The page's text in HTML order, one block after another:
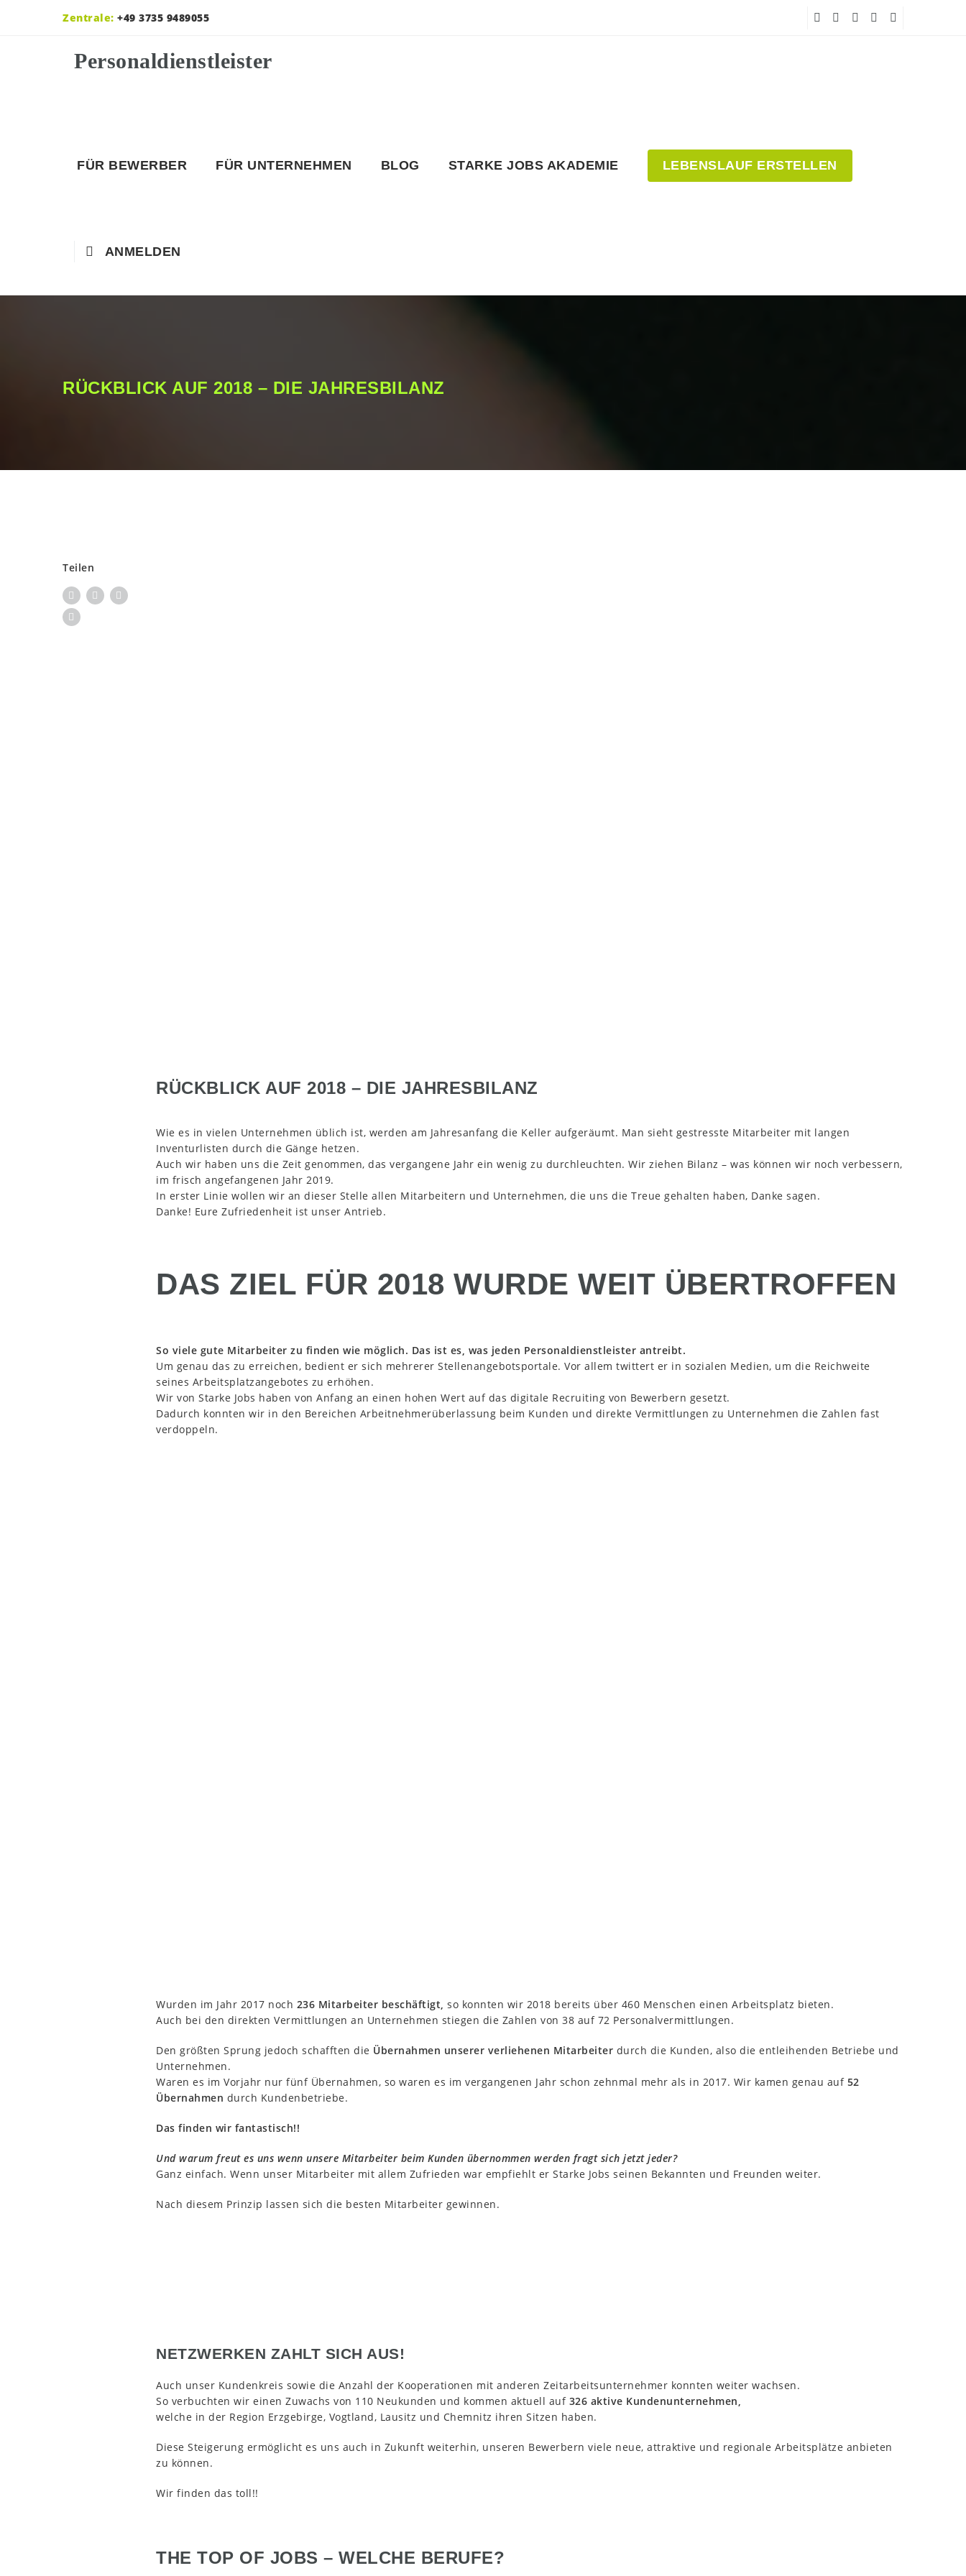
Zentrale: +49 3735 9489055
FÜR BEWERBER FÜR UNTERNEHMEN BLOG STARKE JOBS AKADEMIE LEBENSLAUF ERSTELLEN
ANMELDEN
RÜCKBLICK AUF 2018 – DIE JAHRESBILANZ
Teilen
RÜCKBLICK AUF 2018 – DIE JAHRESBILANZ
Wie es in vielen Unternehmen üblich ist, werden am Jahresanfang die Keller aufgeräumt. Man sieht gestresste Mitarbeiter mit langen
Inventurlisten durch die Gänge hetzen.
Auch wir haben uns die Zeit genommen, das vergangene Jahr ein wenig zu durchleuchten. Wir ziehen Bilanz – was können wir noch verbessern,
im frisch angefangenen Jahr 2019.
In erster Linie wollen wir an dieser Stelle allen Mitarbeitern und Unternehmen, die uns die Treue gehalten haben, Danke sagen.
Danke! Eure Zufriedenheit ist unser Antrieb.
DAS ZIEL FÜR 2018 WURDE WEIT ÜBERTROFFEN
So viele gute Mitarbeiter zu finden wie möglich. Das ist es, was jeden Personaldienstleister antreibt.
Um genau das zu erreichen, bedient er sich mehrerer Stellenangebotsportale. Vor allem twittert er in sozialen Medien, um die Reichweite
seines Arbeitsplatzangebotes zu erhöhen.
Wir von Starke Jobs haben von Anfang an einen hohen Wert auf das digitale Recruiting von Bewerbern gesetzt.
Dadurch konnten wir in den Bereichen Arbeitnehmerüberlassung beim Kunden und direkte Vermittlungen zu Unternehmen die Zahlen fast
verdoppeln.
Wurden im Jahr 2017 noch 236 Mitarbeiter beschäftigt, so konnten wir 2018 bereits über 460 Menschen einen Arbeitsplatz bieten.
Auch bei den direkten Vermittlungen an Unternehmen stiegen die Zahlen von 38 auf 72 Personalvermittlungen.
Den größten Sprung jedoch schafften die Übernahmen unserer verliehenen Mitarbeiter durch die Kunden, also die entleihenden Betriebe und
Unternehmen.
Waren es im Vorjahr nur fünf Übernahmen, so waren es im vergangenen Jahr schon zehnmal mehr als in 2017. Wir kamen genau auf 52
Übernahmen durch Kundenbetriebe.
Das finden wir fantastisch!!
Und warum freut es uns wenn unsere Mitarbeiter beim Kunden übernommen werden fragt sich jetzt jeder?
Ganz einfach. Wenn unser Mitarbeiter mit allem Zufrieden war empfiehlt er Starke Jobs seinen Bekannten und Freunden weiter.
Nach diesem Prinzip lassen sich die besten Mitarbeiter gewinnen.
NETZWERKEN ZAHLT SICH AUS!
Auch unser Kundenkreis sowie die Anzahl der Kooperationen mit anderen Zeitarbeitsunternehmer konnten weiter wachsen.
So verbuchten wir einen Zuwachs von 110 Neukunden und kommen aktuell auf 326 aktive Kundenunternehmen,
welche in der Region Erzgebirge, Vogtland, Lausitz und Chemnitz ihren Sitzen haben.
Diese Steigerung ermöglicht es uns auch in Zukunft weiterhin, unseren Bewerbern viele neue, attraktive und regionale Arbeitsplätze anbieten
zu können.
Wir finden das toll!!
THE TOP OF JOBS – WELCHE BERUFE?